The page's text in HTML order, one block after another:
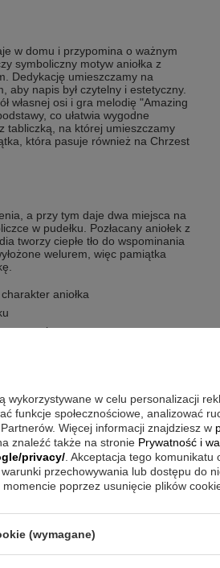
w domu i przypomina o ważnym
symboliczny motyw aniołka z
Dedykację umieszczamy na
aby napis był czytelny i estetyczny.
własnej osi i gra melodię "Amazing
co ułatwia wygodne
tabliczką, na której umieszczamy
która pasuje również na Chrzest
a przy tym daje dwa miejsca na
w pudełku. Pozłacany aniołek z
tworzy ciepłe tło do wspominania
welurem, więc pamiątka
aniołka
grania
dedykacji
na pierwsze urodzinki
aby pozłacane detale i
pomaga zbudować elegancki
pozytywka może stać w miejscu,
lub w salonie. Dzięki temu
codziennym chwilom.
z osobistą dedykacją i
wykorzystywane w celu personalizacji
funkcje społecznościowe, analizować
Więcej informacji znajdziesz w
znaleźć także na stronie Prywatność i
privacy/ . Akceptacja tego
przechowywania lub dostępu do
poprzez usunięcie plików
(wymagane)